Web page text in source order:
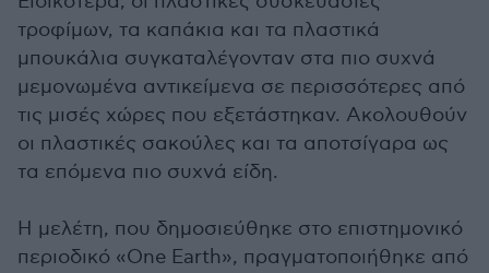
τροφίμων, τα καπάκια και τα πλαστικά
μπουκάλια συγκαταλέγονταν στα πιο συχνά
μεμονωμένα αντικείμενα σε περισσότερες από
τις μισές χώρες που εξετάστηκαν. Ακολουθούν
οι πλαστικές σακούλες και τα αποτσίγαρα ως
τα επόμενα πιο συχνά είδη.
Η μελέτη, που δημοσιεύθηκε στο επιστημονικό
περιοδικό «One Earth», πραγματοποιήθηκε από